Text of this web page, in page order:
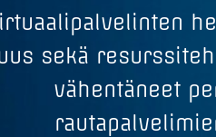
sekä
vähentäneet